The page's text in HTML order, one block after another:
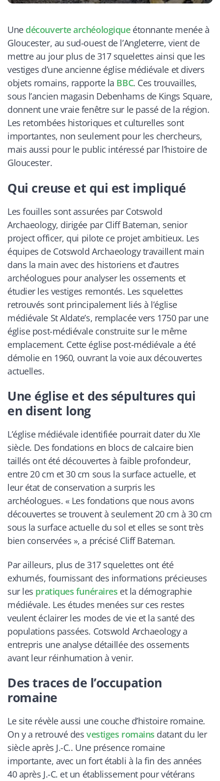
Une découverte archéologiqueétonnante menée à
Gloucester, au sud-ouest de l’Angleterre, vient de
mettre au jour plus de 317 squelettes ainsi que les
vestiges d’une ancienne église médiévale et divers
objets romains, rapporte la BBC. Ces trouvailles,
sous l’ancien magasin Debenhams de Kings Square,
donnent une vraie fenêtre sur le passé de la région.
Les retombées historiques et culturelles sont
importantes, non seulement pour les chercheurs,
mais aussi pour le public intéressé par l’histoire de
Gloucester.
Qui creuse et qui est impliqué
Les fouilles sont assurées par Cotswold
Archaeology, dirigée par Cliff Bateman, senior
project officer, qui pilote ce projet ambitieux. Les
équipes de Cotswold Archaeology travaillent main
dans la main avec des historiens et d’autres
archéologues pour analyser les ossements et
étudier les vestiges remontés. Les squelettes
retrouvés sont principalement liés à l’église
médiévale St Aldate’s, remplacée vers 1750 par une
église post-médiévale construite sur le même
emplacement. Cette église post-médiévale a été
démolie en 1960, ouvrant la voie aux découvertes
actuelles.
Une église et des sépultures qui
en disent long
L’église médiévale identifiée pourrait dater du XIe
siècle. Des fondations en blocs de calcaire bien
taillés ont été découvertes à faible profondeur,
entre 20 cm et 30 cm sous la surface actuelle, et
leur état de conservation a surpris les
archéologues. « Les fondations que nous avons
découvertes se trouvent à seulement 20 cm à 30 cm
sous la surface actuelle du sol et elles se sont très
bien conservées », a précisé Cliff Bateman.
Par ailleurs, plus de 317 squelettes ont été
exhumés, fournissant des informations précieuses
sur les pratiques funéraires et la démographie
médiévale. Les études menées sur ces restes
veulent éclairer les modes de vie et la santé des
populations passées. Cotswold Archaeology a
entrepris une analyse détaillée des ossements
avant leur réinhumation à venir.
Des traces de l’occupation
romaine
Le site révèle aussi une couche d’histoire romaine.
On y a retrouvé desvestiges romains datant du Ier
siècle après J.-C.. Une présence romaine
importante, avec un fort établi à la fin des années
40 après J.-C. et un établissement pour vétérans